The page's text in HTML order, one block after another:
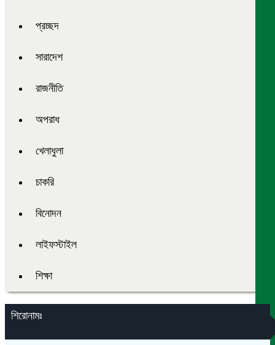
প্রচ্ছদ
সারাদেশ
রাজনীতি
অপরাধ
খেলাধুলা
চাকরি
বিনোদন
লাইফস্টাইল
শিক্ষা
শিরোনামঃ